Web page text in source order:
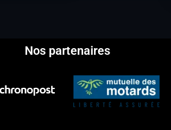
Nos partenaires